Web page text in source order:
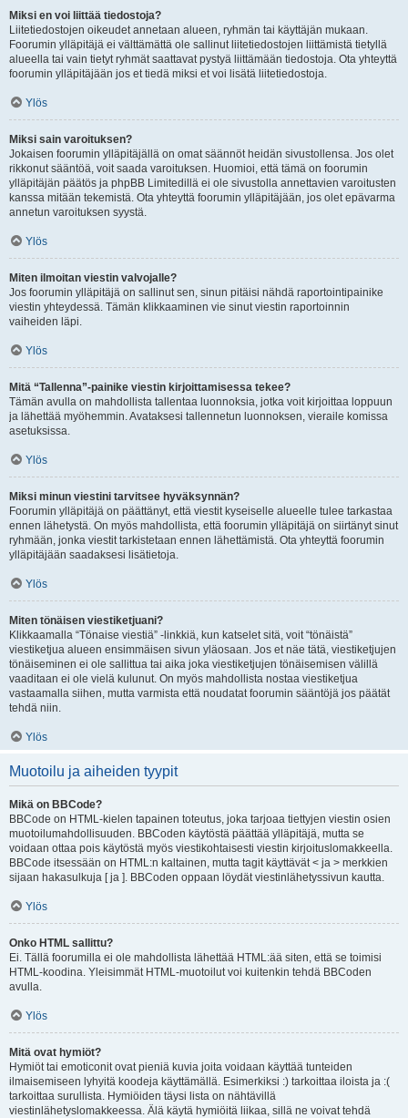
Miksi en voi liittää tiedostoja?
Liitetiedostojen oikeudet annetaan alueen, ryhmän tai käyttäjän mukaan.
Foorumin ylläpitäjä ei välttämättä ole sallinut liitetiedostojen liittämistä tietyllä
alueella tai vain tietyt ryhmät saattavat pystyä liittämään tiedostoja. Ota yhteyttä
foorumin ylläpitäjään jos et tiedä miksi et voi lisätä liitetiedostoja.
Ylös
Miksi sain varoituksen?
Jokaisen foorumin ylläpitäjällä on omat säännöt heidän sivustollensa. Jos olet
rikkonut sääntöä, voit saada varoituksen. Huomioi, että tämä on foorumin
ylläpitäjän päätös ja phpBB Limitedillä ei ole sivustolla annettavien varoitusten
kanssa mitään tekemistä. Ota yhteyttä foorumin ylläpitäjään, jos olet epävarma
annetun varoituksen syystä.
Ylös
Miten ilmoitan viestin valvojalle?
Jos foorumin ylläpitäjä on sallinut sen, sinun pitäisi nähdä raportointipainike
viestin yhteydessä. Tämän klikkaaminen vie sinut viestin raportoinnin
vaiheiden läpi.
Ylös
Mitä “Tallenna”-painike viestin kirjoittamisessa tekee?
Tämän avulla on mahdollista tallentaa luonnoksia, jotka voit kirjoittaa loppuun
ja lähettää myöhemmin. Avataksesi tallennetun luonnoksen, vieraile komissa
asetuksissa.
Ylös
Miksi minun viestini tarvitsee hyväksynnän?
Foorumin ylläpitäjä on päättänyt, että viestit kyseiselle alueelle tulee tarkastaa
ennen lähetystä. On myös mahdollista, että foorumin ylläpitäjä on siirtänyt sinut
ryhmään, jonka viestit tarkistetaan ennen lähettämistä. Ota yhteyttä foorumin
ylläpitäjään saadaksesi lisätietoja.
Ylös
Miten tönäisen viestiketjuani?
Klikkaamalla “Tönaise viestiä” -linkkiä, kun katselet sitä, voit “tönäistä”
viestiketjua alueen ensimmäisen sivun yläosaan. Jos et näe tätä, viestiketjujen
tönäiseminen ei ole sallittua tai aika joka viestiketjujen tönäisemisen välillä
vaaditaan ei ole vielä kulunut. On myös mahdollista nostaa viestiketjua
vastaamalla siihen, mutta varmista että noudatat foorumin sääntöjä jos päätät
tehdä niin.
Ylös
Muotoilu ja aiheiden tyypit
Mikä on BBCode?
BBCode on HTML-kielen tapainen toteutus, joka tarjoaa tiettyjen viestin osien
muotoilumahdollisuuden. BBCoden käytöstä päättää ylläpitäjä, mutta se
voidaan ottaa pois käytöstä myös viestikohtaisesti viestin kirjoituslomakkeella.
BBCode itsessään on HTML:n kaltainen, mutta tagit käyttävät < ja > merkkien
sijaan hakasulkuja [ ja ]. BBCoden oppaan löydät viestinlähetyssivun kautta.
Ylös
Onko HTML sallittu?
Ei. Tällä foorumilla ei ole mahdollista lähettää HTML:ää siten, että se toimisi
HTML-koodina. Yleisimmät HTML-muotoilut voi kuitenkin tehdä BBCoden
avulla.
Ylös
Mitä ovat hymiöt?
Hymiöt tai emoticonit ovat pieniä kuvia joita voidaan käyttää tunteiden
ilmaisemiseen lyhyitä koodeja käyttämällä. Esimerkiksi :) tarkoittaa iloista ja :(
tarkoittaa surullista. Hymiöiden täysi lista on nähtävillä
viestinlähetyslomakkeessa. Älä käytä hymiöitä liikaa, sillä ne voivat tehdä